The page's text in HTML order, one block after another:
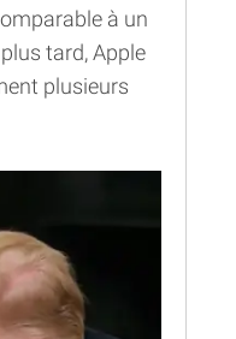
à un
tard, Apple
plusieurs